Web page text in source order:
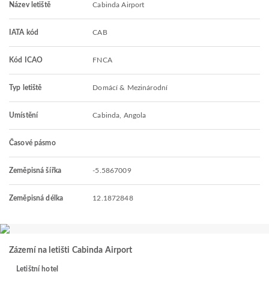
Název letiště Cabinda Airport
IATA kód CAB
Kód ICAO FNCA
Typ letiště Domácí & Mezinárodní
Umístění Cabinda, Angola
Časové pásmo
Zeměpisná šířka -5.5867009
Zeměpisná délka 12.1872848
Zázemí na letišti Cabinda Airport
Letištní hotel